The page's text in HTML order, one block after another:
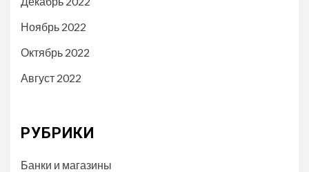
Ноябрь 2022
Октябрь 2022
Август 2022
РУБРИКИ
Банки и магазины